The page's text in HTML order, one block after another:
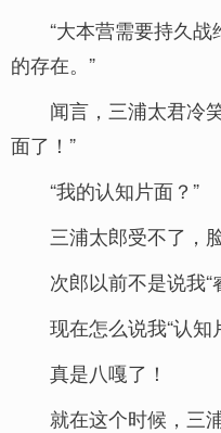
“大本营需要持久
的存在。”
闻言，三浦太君冷
面了！”
“我的认知片面？”
三浦太郎受不了，
次郎以前不是说我“
现在怎么说我“认知
真是八嘎了！
就在这个时候，三